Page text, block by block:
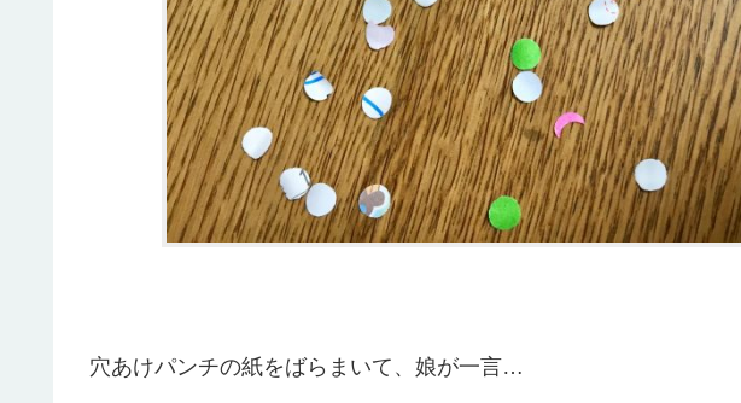
穴あけパンチの紙をばらまいて、娘が一言…